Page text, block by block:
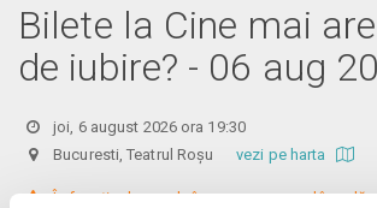
Bilete la Cine mai
de iubire? - 06 aug
joi, 6 august 2026 ora 19:30
Bucuresti, Teatrul Roșu vezi pe harta
În funcție de ora de începere, accesul în sală